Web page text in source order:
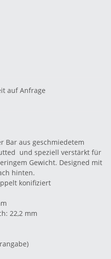
auf Anfrage
Bar aus geschmiedetem
und speziell verstärkt für
Gewicht. Designed mit
hinten.
konifiziert
22,2 mm